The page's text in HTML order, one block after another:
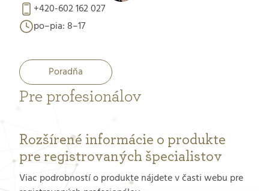
+420-602 162 027
po–pia: 8–17
Poradňa
Pre profesionálov
Rozšírené informácie o produkte
pre registrovaných špecialistov
Viac podrobností o produkte nájdete v časti webu pre